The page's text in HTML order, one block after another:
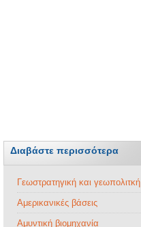
Διαβάστε περισσότερα
Γεωστρατηγική και γεωπολιτκή
Αμερικανικές βάσεις
Αμυντική βιομηχανία